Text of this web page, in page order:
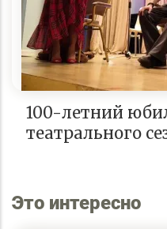
100-летний
театрального
Это интересно